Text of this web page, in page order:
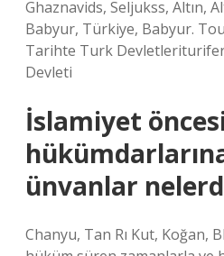
Ghaznavids, Seljukss, Altın,
Babyur, Türkiye, Babyur.
Tarihte Turk
Devleti
İslamiyet
ünvanlar
Chanyu, Tan Rı Kut, Koğan,